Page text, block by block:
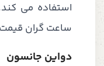
استفاده می
ساعت گران
دواین جانسون